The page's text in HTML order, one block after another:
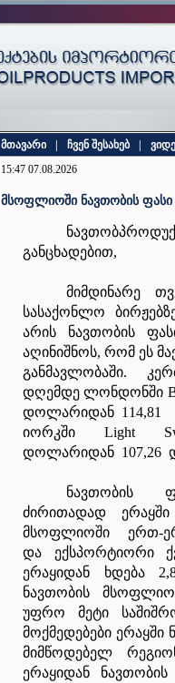
მთავარი ჩვენ შესახებ
15:47 07.08.2026
მსოფლიოში ნავთობის ფასი
განცხადებით,
მიმდინარე
სასაქონლო
არის ნავთობის
აღინიშნოს, რომ ეს
განმავლობაში.
დღემდე ლონდონში
დოლარიდან 114,81
იორკში Light
დოლარიდან 107,26
ნავთობის
ძირითადად
მსოფლიოში
ერთ-
და ექსპორტიორი
ერაყიდან ხდება
ნავთობის
უფრო მეტი
მოქმედებები
მიმწოდებელ
ერაყიდან